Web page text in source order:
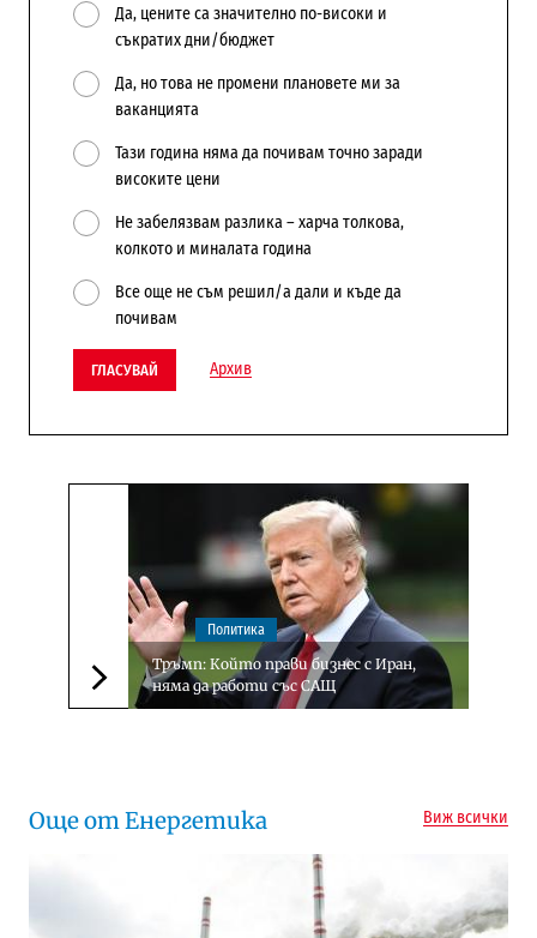
Да, цените са значително по-високи и
съкратих дни/бюджет
Да, но това не промени плановете ми за
ваканцията
Тази година няма да почивам точно заради
високите цени
Не забелязвам разлика – харча толкова,
колкото и миналата година
Все още не съм решил/а дали и къде да
почивам
ГЛАСУВАЙ Архив
Следваща новина
Политика
Тръмп: Който прави бизнес с Иран,
няма да работи със САЩ
Още от Енергетика Виж всички